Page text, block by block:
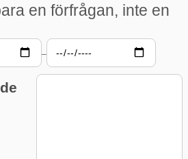
en förfrågan, inte en
–